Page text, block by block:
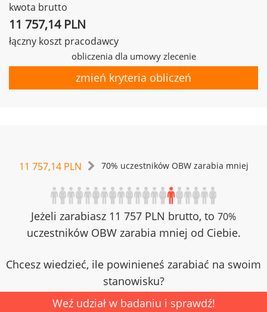
kwota brutto
11 757,14 PLN
łączny koszt pracodawcy
obliczenia dla umowy zlecenie
zmień kryteria obliczeń
11 757,14 PLN 70% uczestników OBW zarabia mniej
Jeżeli zarabiasz 11 757 PLN brutto, to 70%
uczestników OBW zarabia mniej od Ciebie.
Chcesz wiedzieć, ile powinieneś zarabiać na swoim
stanowisku?
Weź udział w badaniu i sprawdź!